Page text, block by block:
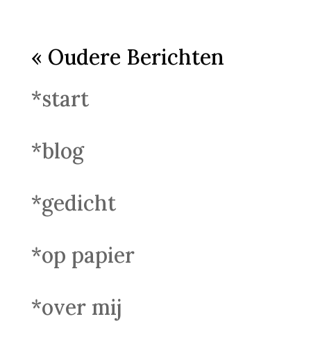
« Oudere Berichten
*start
*blog
*gedicht
*op papier
*over mij